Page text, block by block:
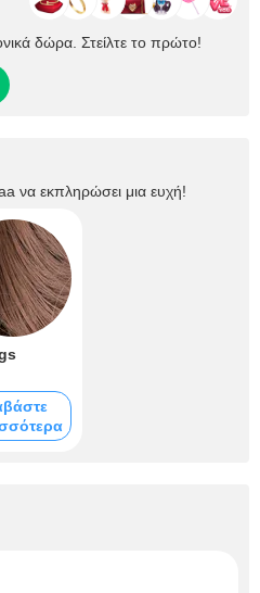
δώρα. Στείλτε το πρώτο!
να εκπληρώσει μια ευχή!